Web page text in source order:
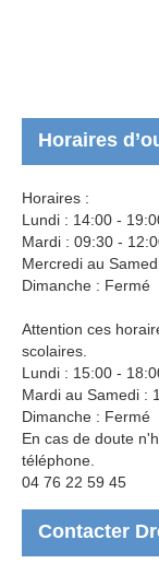
Horaires
Horaires :
Lundi : 14:00 -
Mardi : 09:30 -
Mercredi au
Dimanche : Fermé
Attention ces
scolaires.
Lundi : 15:00 -
Mardi au Samedi :
Dimanche : Fermé
En cas de doute
téléphone.
04 76 22 59 45
Contacter